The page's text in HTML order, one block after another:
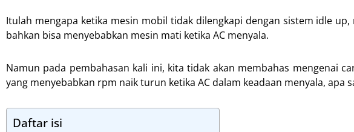
Itulah mengapa ketika mesin mobil tidak dilengkapi dengan sistem idle
bahkan bisa menyebabkan mesin mati ketika AC menyala.
Namun pada pembahasan kali ini, kita tidak akan membahas mengenai
yang menyebabkan rpm naik turun ketika AC dalam keadaan menyala, apa
Daftar isi